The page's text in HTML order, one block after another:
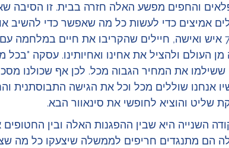
והחפים מפשע האלה חזרה בבית. זו הסיבה
אמיצים כדי לעשות כל מה שאפשר כדי
700 איש ואישה, חיילים שהקריבו את חיים
מן העולם ולהציל את אחינו ואחיותינו. עסקה
ששילמו את המחיר הגבוה מכל. לכן אף שכולנו
אנחנו שוללים מכל וכל את הגישה התבוסתנית
שליט והוציא לחופשי את סינאוור הבא.
השנייה היא שבין ההפגנות האלה ובין
הם מתנגדים חריפים לממשלה שיצעקו כל מה